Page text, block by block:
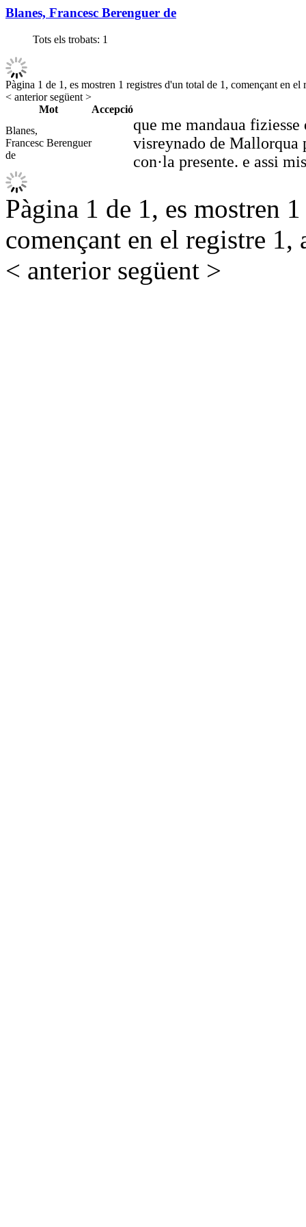
Blanes, Francesc Berenguer de
Tots els trobats: 1
Pàgina 1 de 1, es mostren 1 registres d'un total de 1, començant en el
< anteriorsegüent >
Mot
Accepció
Blanes,
Francesc Berenguer
de
que me mandaua
visreynado de Mallorqua
con·la presente. e assi
Pàgina 1 de 1, es mostren
començant en el registre 1,
< anterior següent >